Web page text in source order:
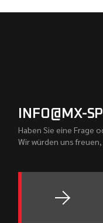
INFO@MX-
Haben Sie eine Frage
Wir würden uns